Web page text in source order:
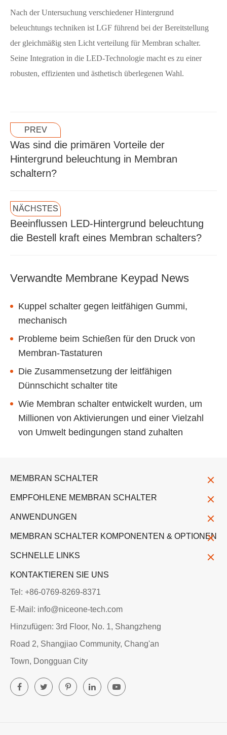
Nach der Untersuchung verschiedener Hintergrund
beleuchtungs techniken ist LGF führend bei der Bereitstellung
der gleichmäßig sten Licht verteilung für Membran schalter.
Seine Integration in die LED-Technologie macht es zu einer
robusten, effizienten und ästhetisch überlegenen Wahl.
PREV
Was sind die primären Vorteile der
Hintergrund beleuchtung in Membran
schaltern?
NÄCHSTES
Beeinflussen LED-Hintergrund beleuchtung
die Bestell kraft eines Membran schalters?
Verwandte Membrane Keypad News
Kuppel schalter gegen leitfähigen Gummi,
mechanisch
Probleme beim Schießen für den Druck von
Membran-Tastaturen
Die Zusammensetzung der leitfähigen
Dünnschicht schalter tite
Wie Membran schalter entwickelt wurden, um
Millionen von Aktivierungen und einer Vielzahl
von Umwelt bedingungen stand zuhalten
MEMBRAN SCHALTER
EMPFOHLENE MEMBRAN SCHALTER
ANWENDUNGEN
MEMBRAN SCHALTER KOMPONENTEN & OPTIONEN
SCHNELLE LINKS
KONTAKTIEREN SIE UNS
Tel: +86-0769-8269-8371
E-Mail: info@niceone-tech.com
Hinzufügen: 3rd Floor, No. 1, Shangzheng
Road 2, Shangjiao Community, Chang'an
Town, Dongguan City